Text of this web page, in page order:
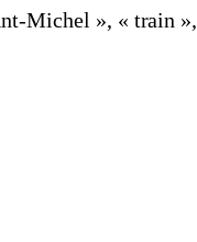
Michel », « train »,